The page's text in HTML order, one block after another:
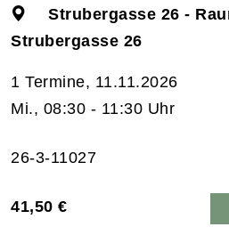
Strubergasse 26 -
Strubergasse 26
1 Termine, 11.11.2026
Mi., 08:30 - 11:30 Uhr
26-3-11027
41,50 €